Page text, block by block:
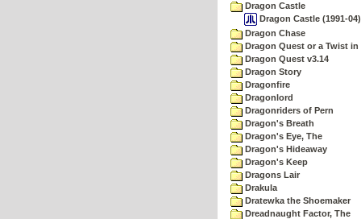
Dragon Castle
Dragon Castle (1991-
Dragon Chase
Dragon Quest or a Twist in
Dragon Quest v3.14
Dragon Story
Dragonfire
Dragonlord
Dragonriders of Pern
Dragon's Breath
Dragon's Eye, The
Dragon's Hideaway
Dragon's Keep
Dragons Lair
Drakula
Dratewka the Shoemaker
Dreadnaught Factor, The